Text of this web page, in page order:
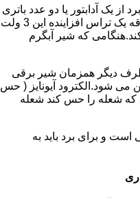
از یک آدابتور یا دو عدد باتری
1/5 ولت تامین می شود.برای ایجاد جرقه یک تراس افزاینده این 3 ولت
تبدیل می کند.هنگامی که شیر آبگرم
دیگر همزمان شیر برقی
شود.الکترود آیونایز ( حس
که شعله را حس کند شعله
و برای برد باید به